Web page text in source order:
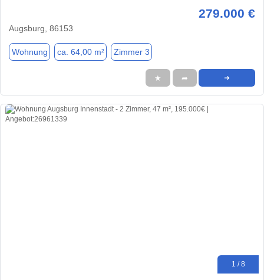
279.000 €
Augsburg, 86153
Wohnung ca. 64,00 m² Zimmer 3
★ ➦ ➜
1 / 8